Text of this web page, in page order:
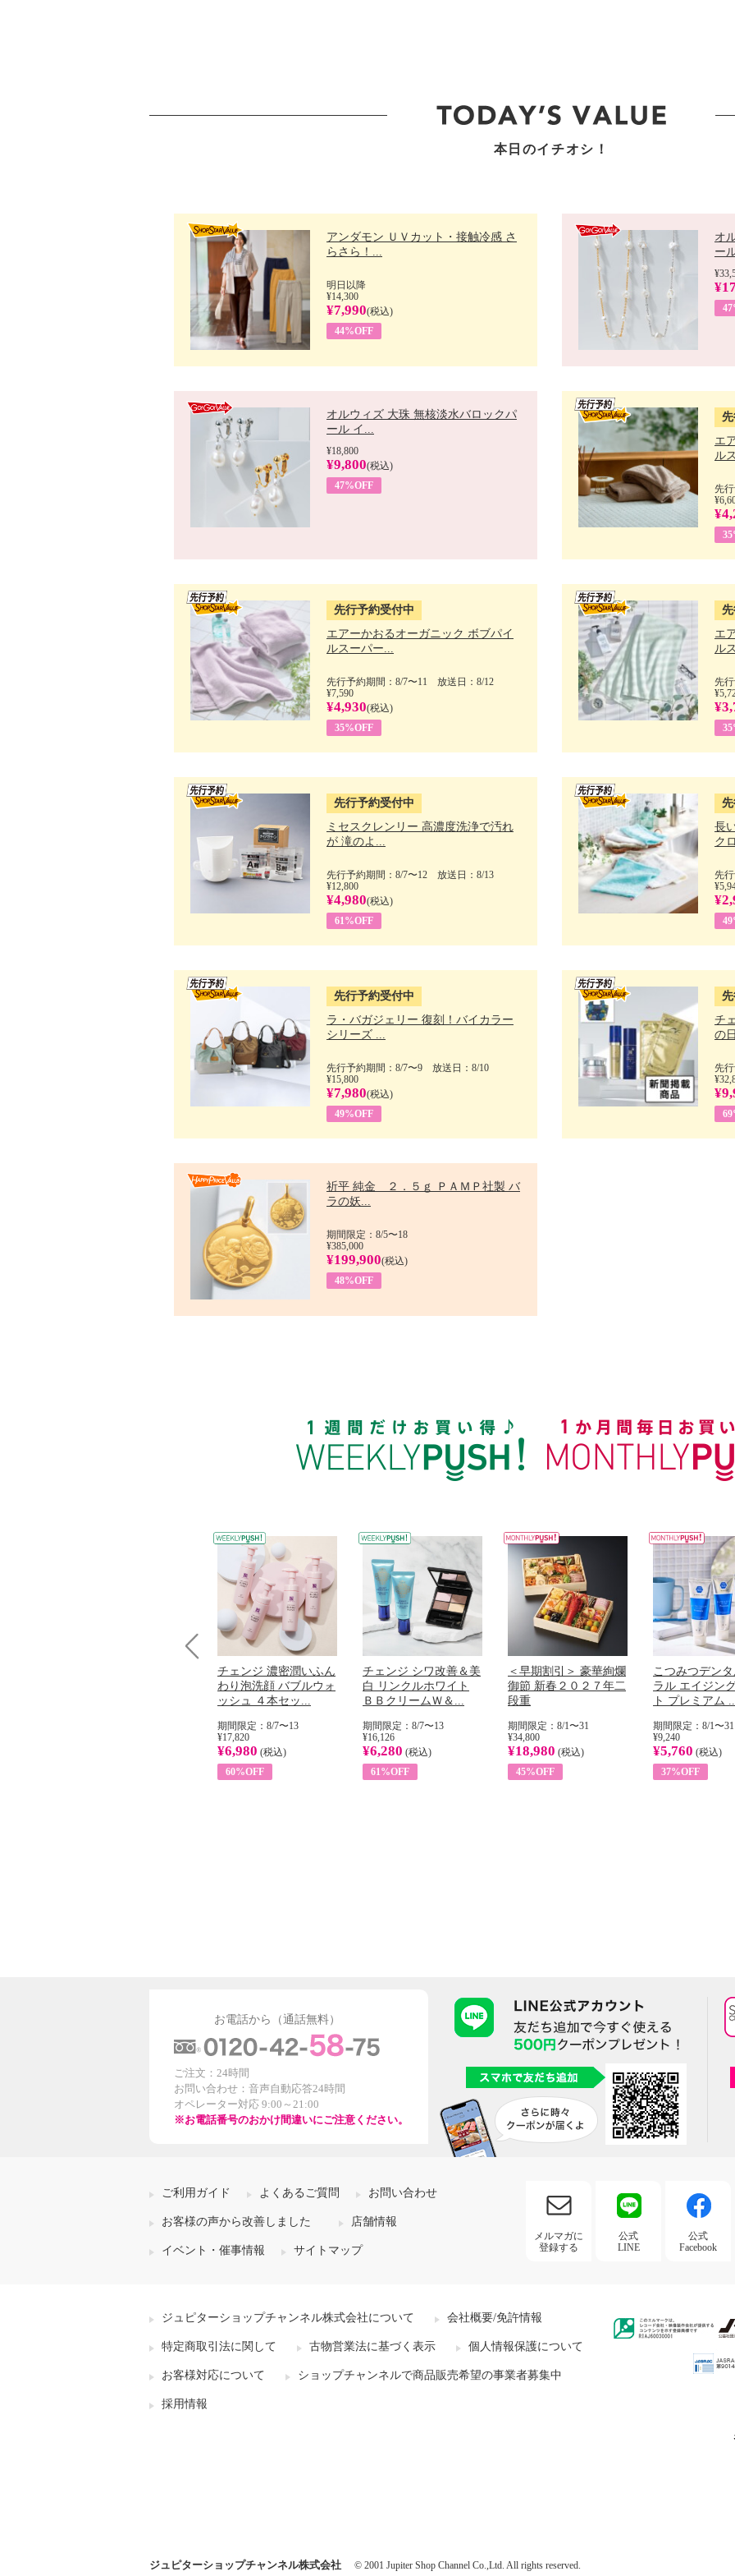
本日のイチオシ！
アンダモン ＵＶカット・接触冷感 さ
らさら！...
明日以降
¥14,300
¥7,990(税込)
44%OFF
オ
ー
オルウィズ 大珠 無核淡水バロックパ
ール イ...
¥18,800
¥9,800(税込)
47%OFF
エ
ル
先
先行予約受付中
エアーかおるオーガニック ボブパイ
ルスーパー...
先行予約期間：8/7〜11 放送日：8/12
¥7,590
¥4,930(税込)
35%OFF
エ
ル
先
先行予約受付中
ミセスクレンリー 高濃度洗浄で汚れ
が 滝のよ...
先行予約期間：8/7〜12 放送日：8/13
¥12,800
¥4,980(税込)
61%OFF
長
ク
先
先行予約受付中
ラ・バガジェリー 復刻！バイカラー
シリーズ ...
先行予約期間：8/7〜9 放送日：8/10
¥15,800
¥7,980(税込)
49%OFF
チ
の
先
祈平 純金 ２．５ｇ ＰＡＭＰ社製 バ
ラの妖...
期間限定：8/5〜18
¥385,000
¥199,900(税込)
48%OFF
チェンジ 濃密潤いふん
わり泡洗顔 バブルウォ
ッシュ ４本セッ...
期間限定：8/7〜13
¥17,820
¥6,980 (税込)
60%OFF
チェンジ シワ改善＆美
白 リンクルホワイト
ＢＢクリームＷ＆...
期間限定：8/7〜13
¥16,126
¥6,280 (税込)
61%OFF
＜早期割引＞ 豪華絢爛
御節 新春２０２７年二
段重
期間限定：8/1〜31
¥34,800
¥18,980 (税込)
45%OFF
こつみつデン
ラル エイジン
ト プレミアム
期間限定：8/1〜31
¥9,240
¥5,760 (税込)
37%OFF
お電話から（通話無料）
ご注文：24時間
お問い合わせ：音声自動応答24時間
オペレーター対応 9:00～21:00
※お電話番号のおかけ間違いにご注意ください。
ご利用ガイド よくあるご質問 お問い合わせ
お客様の声から改善しました 店舗情報
イベント・催事情報 サイトマップ
メルマガに
登録する
公式
LINE
公式
Facebook
ジュピターショップチャンネル株式会社について 会社概要/免許情報
特定商取引法に関して 古物営業法に基づく表示 個人情報保護について
お客様対応について ショップチャンネルで商品販売希望の事業者募集中
採用情報
ジュピターショップチャンネル株式会社 © 2001 Jupiter Shop Channel Co.,Ltd. All rights reserved.